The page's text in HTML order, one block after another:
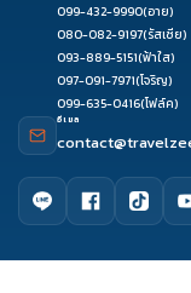
099-432-9990(อาย)
080-082-9197(รัสเซีย)
093-889-5151(ฟ้าใส)
097-091-7971(โจริญ)
099-635-0416(โฟล์ค)
อีเมล